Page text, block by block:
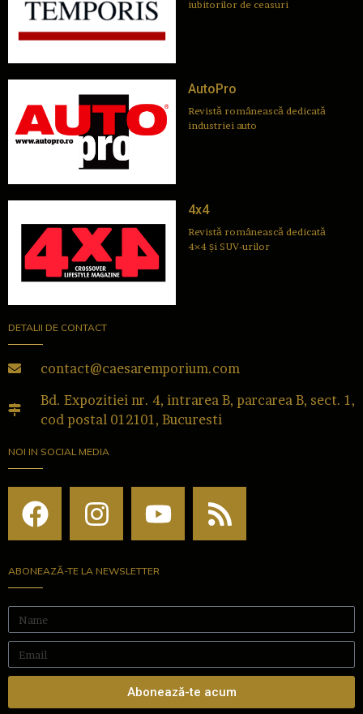
iubitorilor de ceasuri
AutoPro
Revistă românească dedicată
industriei auto
4x4
Revistă românească dedicată
4×4 și SUV-urilor
DETALII DE CONTACT
contact@caesaremporium.com
Bd. Expozitiei nr. 4, intrarea B, parcarea B, sect. 1,
cod postal 012101, Bucuresti
NOI IN SOCIAL MEDIA
ABONEAZĂ-TE LA NEWSLETTER
Abonează-te acum